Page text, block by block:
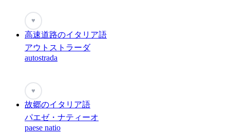
♥
高速道路のイタリア語
アウトストラーダ
autostrada
♥
故郷のイタリア語
パエゼ・ナティーオ
paese natio